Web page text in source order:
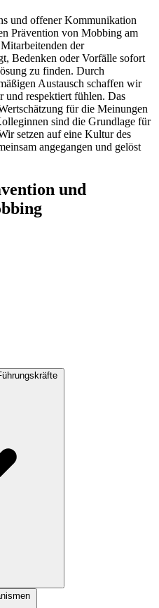
und offener Kommunikation
Prävention von Mobbing am
der
Bedenken oder Vorfälle sofort
zu finden. Durch
Austausch schaffen wir
und respektiert fühlen. Das
für die Meinungen
sind die Grundlage für
setzen auf eine Kultur des
angegangen und gelöst
und